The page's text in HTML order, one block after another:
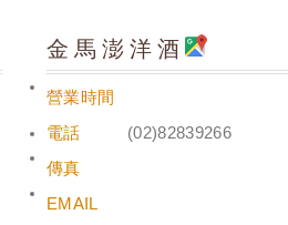
金馬澎洋酒
營業時間
電話
(02)82839266
傳真
EMAIL